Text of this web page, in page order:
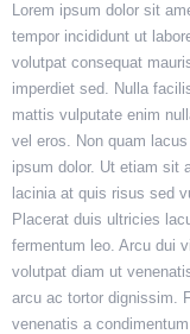
Lorem ipsum dolor sit
tempor incididunt ut
volutpat consequat
imperdiet sed. Nulla
mattis vulputate enim
vel eros. Non quam
ipsum dolor. Ut etiam sit
lacinia at quis risus sed
Placerat duis ultricies
fermentum leo. Arcu dui
volutpat diam ut
arcu ac tortor dignissim.
venenatis a